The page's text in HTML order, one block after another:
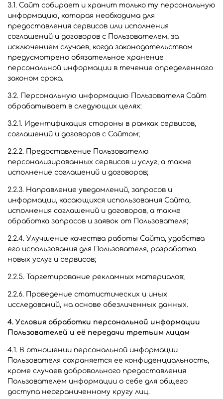
3.1. Сайт собирает и хранит только ту персональную
информацию, которая необходима для
предоставления сервисов или исполнения
соглашений и договоров с Пользователем, за
исключением случаев, когда законодательством
предусмотрено обязательное хранение
персональной информации в течение определенного
законом срока.
3.2. Персональную информацию Пользователя Сайт
обрабатывает в следующих целях:
3.2.1. Идентификация стороны в рамках сервисов,
соглашений и договоров с Сайтом;
2.2.2. Предоставление Пользователю
персонализированных сервисов и услуг, а также
исполнение соглашений и договоров;
2.2.3. Направление уведомлений, запросов и
информации, касающихся использования Сайта,
исполнения соглашений и договоров, а также
обработка запросов и заявок от Пользователя;
2.2.4. Улучшение качества работы Сайта, удобства
его использования для Пользователя, разработка
новых услуг и сервисов;
2.2.5. Таргетирование рекламных материалов;
2.2.6. Проведение статистических и иных
исследований, на основе обезличенных данных.
4. Условия обработки персональной информации
Пользователей и её передачи третьим лицам
4.1. В отношении персональной информации
Пользователя сохраняется ее конфиденциальность,
кроме случаев добровольного предоставления
Пользователем информации о себе для общего
доступа неограниченному кругу лиц.